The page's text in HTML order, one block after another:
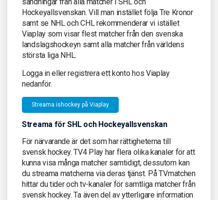
Hockeyallsvenskan. Vill man instället följa Tre Kronor
samt se NHL och CHL rekommenderar vi istället
Viaplay som visar flest matcher från den svenska
landslagshockeyn samt alla matcher från världens
största liga NHL.
Logga in eller registrera ett konto hos Viaplay
nedanför.
Streama ishockey på Viaplay
Streama för SHL och Hockeyallsvenskan
För närvarande är det som har rättigheterna till
svensk hockey. TV4 Play har flera olika kanaler för att
kunna visa många matcher samtidigt, dessutom kan
du streama matcherna via deras tjänst. På TVmatchen
hittar du tider och tv-kanaler för samtliga matcher från
svensk hockey. Ta även del av ytterligare information